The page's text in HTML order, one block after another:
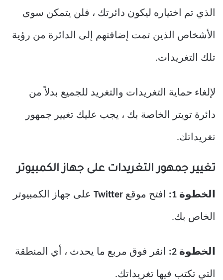
الذي تم اختياره ليكون دائرتك ، فلن يتمكن سوى
الأشخاص الذين تمت إضافتهم إلى الدائرة من رؤية
تلك التغريدات.
لإلغاء حماية التغريدات والتغريد للجميع بدلاً من
دائرة تويتر الخاصة بك ، يجب عليك تغيير جمهور
تغريداتك.
تغيير جمهور التغريدات على جهاز الكمبيوتر
الخطوة 1: افتح موقع Twitter على جهاز الكمبيوتر
الخاص بك.
الخطوة 2: انقر فوق مربع ما يحدث ، أي المنطقة
التي تكتب فيها تغريداتك.